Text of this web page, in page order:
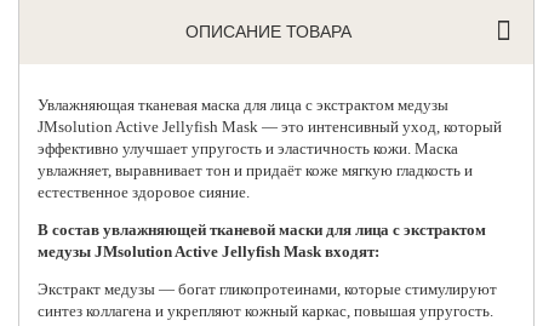
ОПИСАНИЕ ТОВАРА
Увлажняющая тканевая маска для лица с экстрактом медузы
JMsolution Active Jellyfish Mask — это интенсивный уход, который
эффективно улучшает упругость и эластичность кожи. Маска
увлажняет, выравнивает тон и придаёт коже мягкую гладкость и
естественное здоровое сияние.
В состав увлажняющей тканевой маски для лица с экстрактом
медузы JMsolution Active Jellyfish Mask входят:
Экстракт медузы — богат гликопротеинами, которые стимулируют
синтез коллагена и укрепляют кожный каркас, повышая упругость.